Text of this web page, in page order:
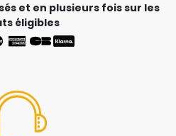
et en plusieurs fois sur les
éligibles